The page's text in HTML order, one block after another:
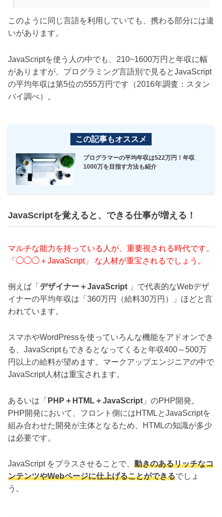
このように同じ言語を利用していても、携わる部分には違
いがあります。
JavaScriptを使う人の中でも、210~1600万円と年収に幅
がありますが、プログラミング言語別で見るとJavaScript
の平均年収は第5位の555万円です（2016年調査：スタン
バイ調べ）。
この記事もオススメ
プログラマーの平均年収は522万円！年収
1000万を目指す方法も紹介
JavaScriptを覚えると、できる仕事が増える！
マルチな能力を持っている人が、重要視される時代です。
「◯◯◯＋JavaScript」 な人材が重宝されるでしょう。
例えば「 デザイナー＋JavaScript 」で代表的なWebデザ
イナーの平均年収は「360万円（給料30万円）」ほどと言
われています。
スマホやWordPressを使っていろんな機能をアドオンでき
る、JavaScriptもできるとなってくると年収400～500万
円以上の給料が望めます。マークアップエンジニアの中で
JavaScript人材は重宝されます。
あるいは「 PHP＋HTML＋JavaScript 」のPHP開発。
PHP開発において、フロント側にはHTMLとJavaScriptを
組み合わせた開発が主体となるため、HTMLの知識が多少
は必要です。
JavaScript をプラスさせることで、 動きのあるリッチなコ
ンテンツやWebページに仕上げることができるでしょ
う。